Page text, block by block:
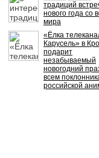
традиций
нового года со
мира
«Ёлка
Карусель» в
подарит
незабываемый
новогодний
всем
российской